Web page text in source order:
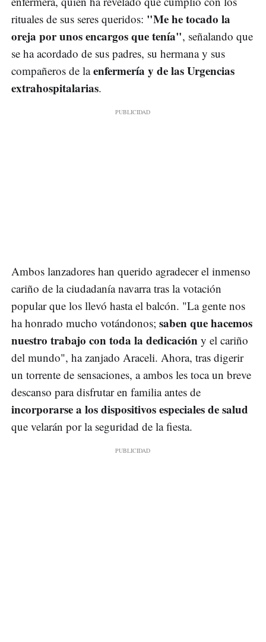
rituales de sus seres queridos: "Me he tocado la
oreja por unos encargos que tenía", señalando que
se ha acordado de sus padres, su hermana y sus
compañeros de laenfermería y de las Urgencias
extrahospitalarias.
Ambos lanzadores han querido agradecer el inmenso
cariño de la ciudadanía navarra tras la votación
popular que los llevó hasta el balcón. "La gente nos
ha honrado mucho votándonos; saben que hacemos
nuestro trabajo con toda la dedicación y el cariño
del mundo", ha zanjado Araceli. Ahora, tras digerir
un torrente de sensaciones, a ambos les toca un breve
descanso para disfrutar en familia antes de
incorporarse a los dispositivos especiales de salud
que velarán por la seguridad de la fiesta.